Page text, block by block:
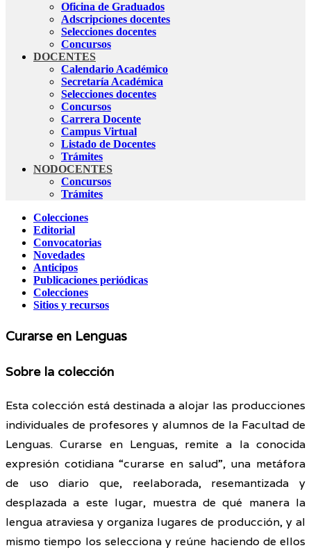
Oficina de Graduados
Adscripciones docentes
Selecciones docentes
Concursos
DOCENTES
Calendario Académico
Secretaría Académica
Selecciones docentes
Concursos
Carrera Docente
Campus Virtual
Listado de Docentes
Trámites
NODOCENTES
Concursos
Trámites
Colecciones
Editorial
Convocatorias
Novedades
Anticipos
Publicaciones periódicas
Colecciones
Sitios y recursos
Curarse en Lenguas
Sobre la colección
Esta colección está destinada a alojar las producciones
individuales de profesores y alumnos de la Facultad de
Lenguas. Curarse en Lenguas, remite a la conocida
expresión cotidiana “curarse en salud”, una metáfora
de uso diario que, reelaborada, resemantizada y
desplazada a este lugar, muestra de qué manera la
lengua atraviesa y organiza lugares de producción, y al
mismo tiempo los selecciona y reúne haciendo de ellos